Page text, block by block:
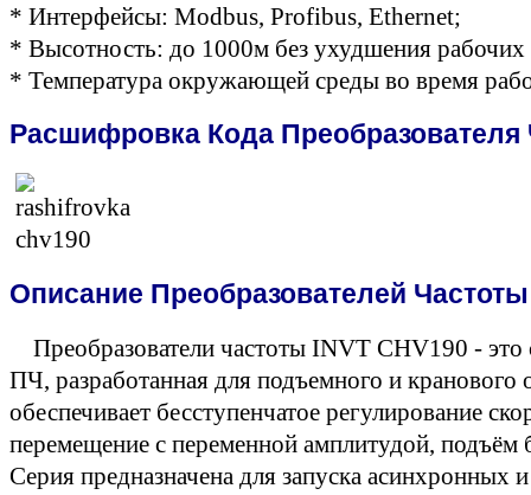
* Интерфейсы: Modbus, Profibus, Ethernet;
* Высотность: до 1000м без ухудшения рабочих
* Температура окружающей среды во время
Расшифровка Кода Преобразователя
Описание Преобразователей
Преобразователи частоты INVT CHV190 - это
ПЧ, разработанная для подъемного и
обеспечивает бесступенчатое регулирование
перемещение с переменной амплитудой,
Серия предназначена для запуска асинхронных